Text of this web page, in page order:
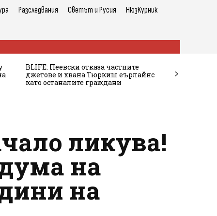
Разследвания Светът и Русия НюзКурник
BLIFE: Пеевски отказа частните
джетове и хвана Тюркиш еърлайнс
като останалите граждани
ликува!
на
на